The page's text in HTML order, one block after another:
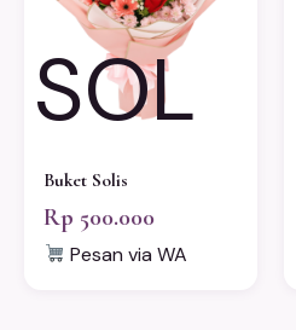
SOL
Buket Solis
Rp 500.000
Pesan via WA